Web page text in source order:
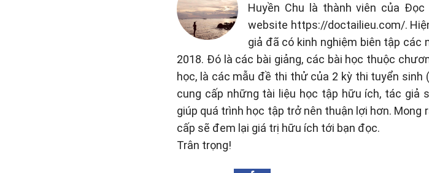
Huyền Chu là thành viên của
website https://doctailieu.com/.
giả đã có kinh nghiệm biên tập các
2018. Đó là các bài giảng, các bài học thuộc
học, là các mẫu đề thi thử của 2 kỳ thi tuyển sinh
cung cấp những tài liệu học tập hữu ích, tác giả
giúp quá trình học tập trở nên thuận lợi hơn. Mong
cấp sẽ đem lại giá trị hữu ích tới bạn đọc.
Trân trọng!